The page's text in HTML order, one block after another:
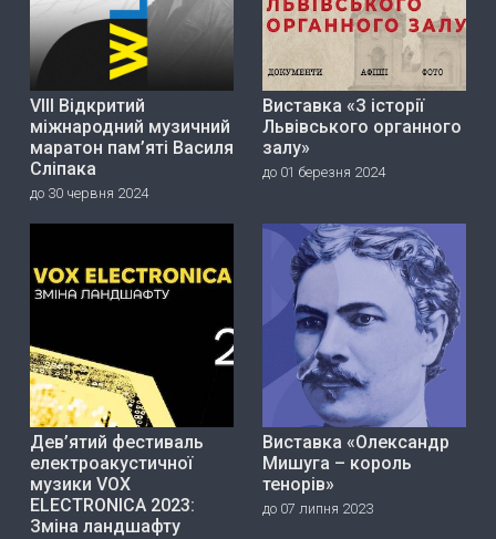
VIII Відкритий
міжнародний музичний
маратон пам’яті Василя
Сліпака
до 30 червня 2024
Виставка «З історії
Львівського органного
залу»
до 01 березня 2024
Дев’ятий фестиваль
електроакустичної
музики VOX
ELECTRONICA 2023:
Зміна ландшафту
Виставка «Олександр
Мишуга – король
тенорів»
до 07 липня 2023